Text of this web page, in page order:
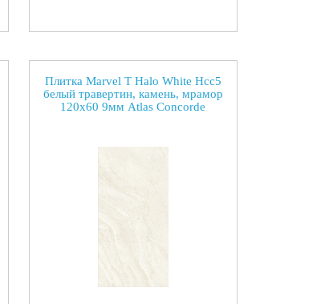
Плитка Marvel T Halo White Hcc5
белый травертин, камень, мрамор
120x60 9мм Atlas Concorde